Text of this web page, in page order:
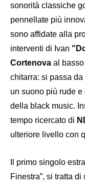
sonorità classiche
pennellate più
sono affidate alla
interventi di Ivan
Cortenova al
chitarra: si passa
un suono più rude
della black music.
tempo ricercato di
ulteriore livello con
Il primo singolo
Finestra”, si tratta